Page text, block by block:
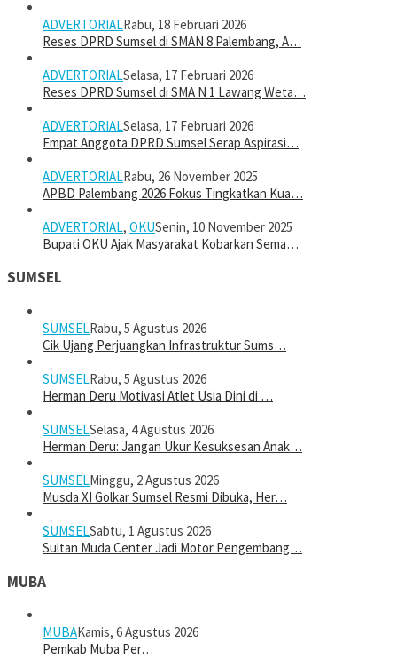
ADVERTORIALRabu, 18 Februari 2026
Reses DPRD Sumsel di SMAN 8 Palembang, A…
ADVERTORIALSelasa, 17 Februari 2026
Reses DPRD Sumsel di SMA N 1 Lawang Weta…
ADVERTORIALSelasa, 17 Februari 2026
Empat Anggota DPRD Sumsel Serap Aspirasi…
ADVERTORIALRabu, 26 November 2025
APBD Palembang 2026 Fokus Tingkatkan Kua…
ADVERTORIAL, OKUSenin, 10 November 2025
Bupati OKU Ajak Masyarakat Kobarkan Sema…
SUMSEL
SUMSELRabu, 5 Agustus 2026
Cik Ujang Perjuangkan Infrastruktur Sums…
SUMSELRabu, 5 Agustus 2026
Herman Deru Motivasi Atlet Usia Dini di …
SUMSELSelasa, 4 Agustus 2026
Herman Deru: Jangan Ukur Kesuksesan Anak…
SUMSELMinggu, 2 Agustus 2026
Musda XI Golkar Sumsel Resmi Dibuka, Her…
SUMSELSabtu, 1 Agustus 2026
Sultan Muda Center Jadi Motor Pengembang…
MUBA
MUBAKamis, 6 Agustus 2026
Pemkab Muba Per…